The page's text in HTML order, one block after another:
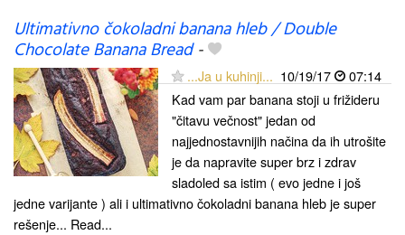
Ultimativno čokoladni banana hleb / Double
Chocolate Banana Bread-
...Ja u kuhinji... 10/19/17
07:14
Kad vam par banana stoji u frižideru
"čitavu večnost" jedan od
najjednostavnijih načina da ih utrošite
je da napravite super brz i zdrav
sladoled sa istim ( evo jedne i još
jedne varijante ) ali i ultimativno čokoladni banana hleb je super
rešenje... Read...